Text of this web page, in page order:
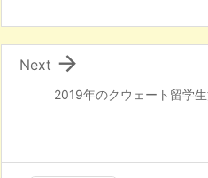
2019年のクウェート留学

Next